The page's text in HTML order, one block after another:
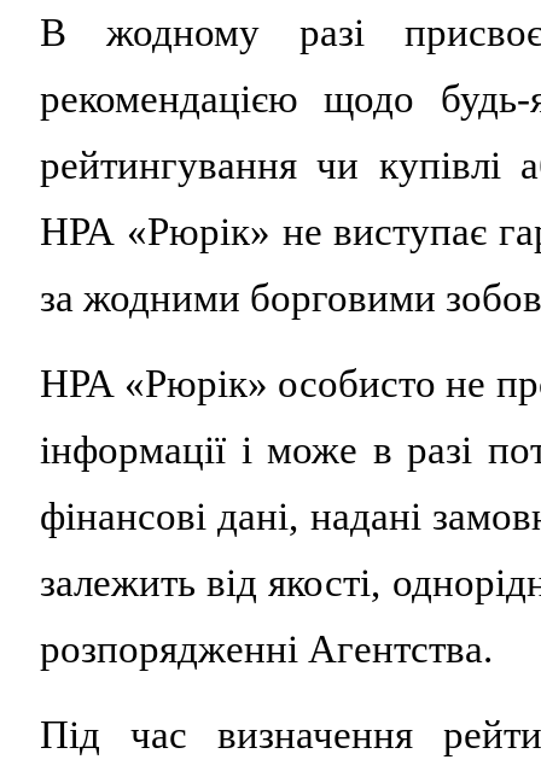
В жодному разі
рекомендацією щодо
рейтингування чи купівлі
НРА «Рюрік» не виступає
за жодними борговими
НРА «Рюрік» особисто не
інформації і може в разі
фінансові дані, надані
залежить від якості,
розпорядженні Агентства.
Під час визначення